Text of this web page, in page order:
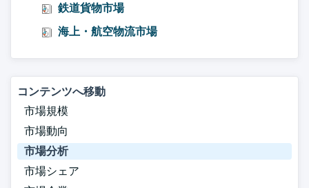
鉄道貨物市場
海上・航空物流市場
コンテンツへ移動
市場規模
市場動向
市場分析
市場シェア